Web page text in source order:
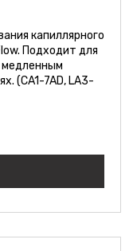
капиллярного
Подходит для
медленным
(CA1-7AD, LA3-